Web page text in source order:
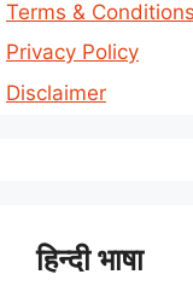
Terms & Conditions
Privacy Policy
Disclaimer
हिन्दी भाषा